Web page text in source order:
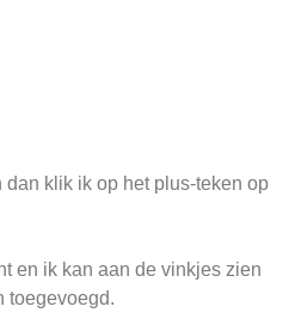
klik ik op het plus-teken op
en ik kan aan de vinkjes zien
toegevoegd.